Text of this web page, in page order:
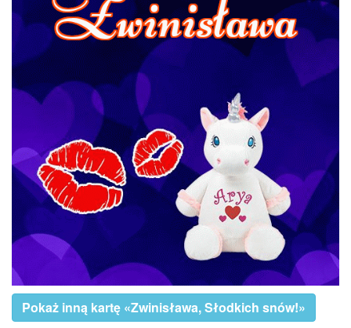
Pokaż inną kartę «Zwinisława, Słodkich snów!»